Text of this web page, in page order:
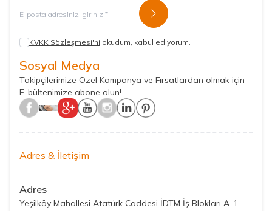
Kayıt Ol
KVKK Sözleşmesi'ni okudum, kabul ediyorum.
Sosyal Medya
Takipçilerimize Özel Kampanya ve Fırsatlardan olmak için
E-bültenimize abone olun!
Adres & İletişim
Adres
Yeşilköy Mahallesi Atatürk Caddesi İDTM İş Blokları A-1